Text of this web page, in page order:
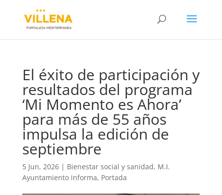
El éxito de participación y
resultados del programa
‘Mi Momento es Ahora’
para más de 55 años
impulsa la edición de
septiembre
5 Jun, 2026| Bienestar social y sanidad, M.I.
Ayuntamiento informa, Portada